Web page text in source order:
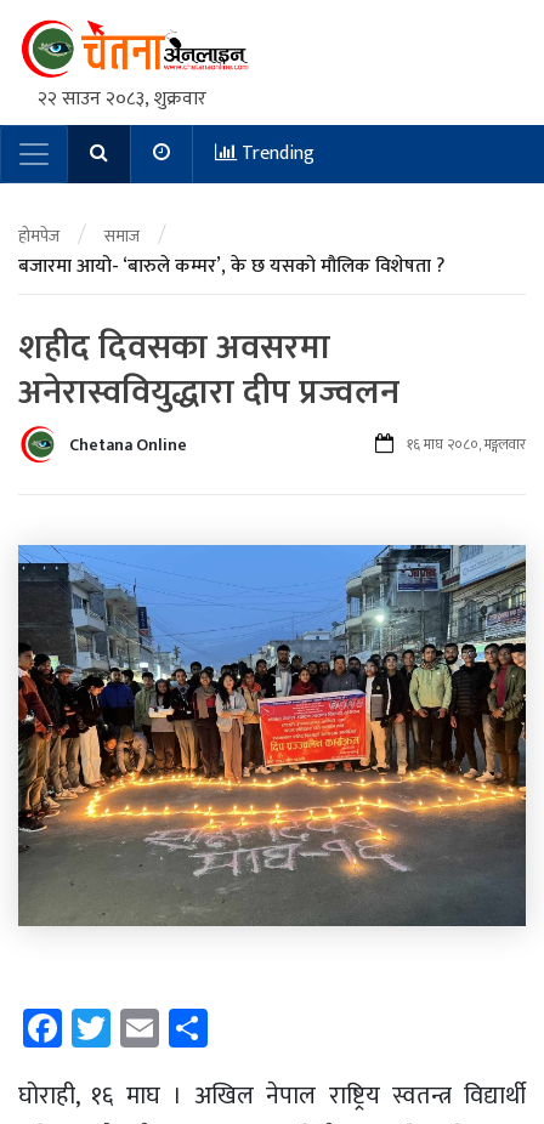
२२ साउन २०८३, शुक्रवार
Main NavigationTrending
होमपेज / समाज /
बजारमा आयो- ‘बारुले कम्मर’, के छ यसको मौलिक विशेषता ?
शहीद दिवसका अवसरमा
अनेरास्ववियुद्धारा दीप प्रज्वलन
Chetana Online १६ माघ २०८०, मङ्गलवार
Facebook
Twitter
Email
घोराही, १६ माघ । अखिल नेपाल राष्ट्रिय स्वतन्त्र विद्यार्थी